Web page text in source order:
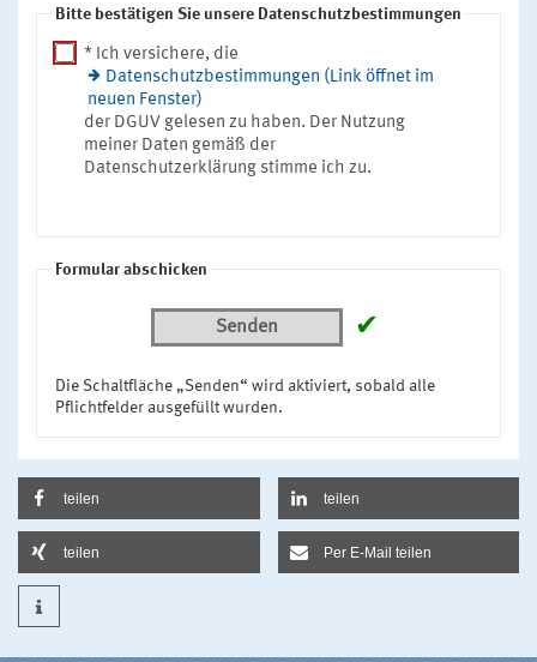
Bitte bestätigen Sie unsere Datenschutzbestimmungen
* Ich versichere, die
Datenschutzbestimmungen (Link öffnet im
neuen Fenster)
der DGUV gelesen zu haben. Der Nutzung
meiner Daten gemäß der
Datenschutzerklärung stimme ich zu.
Formular abschicken
Senden ✔
Die Schaltfläche „Senden“ wird aktiviert, sobald alle
Pflichtfelder ausgefüllt wurden.
teilen teilen
teilen Per E-Mail teilen